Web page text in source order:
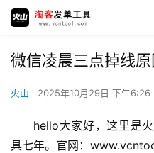
微信凌晨三点掉线
火山 2025年10月29日 下午6:26
hello大家好，这里是
具七年。官网：